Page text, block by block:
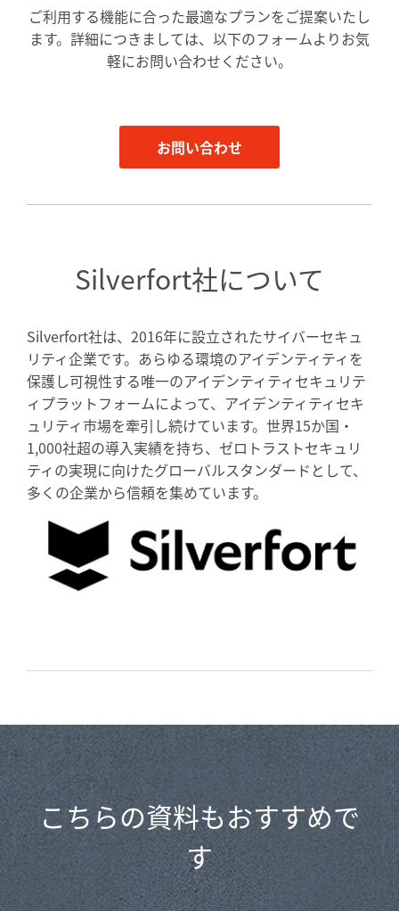
ご利用する機能に合った最適なプランをご提案いたし
ます。 詳細につきましては、以下のフォームよりお気
軽にお問い合わせください。
お問い合わせ
Silverfort社について
Silverfort社は、2016年に設立されたサイバーセキュ
リティ企業です。あらゆる環境のアイデンティティを
保護し可視性する唯一のアイデンティティセキュリテ
ィプラットフォームによって、アイデンティティセキ
ュリティ市場を牽引し続けています。世界15か国・
1,000社超の導入実績を持ち、ゼロトラストセキュリ
ティの実現に向けたグローバルスタンダードとして、
多くの企業から信頼を集めています。
こちらの資料もおすすめで
す